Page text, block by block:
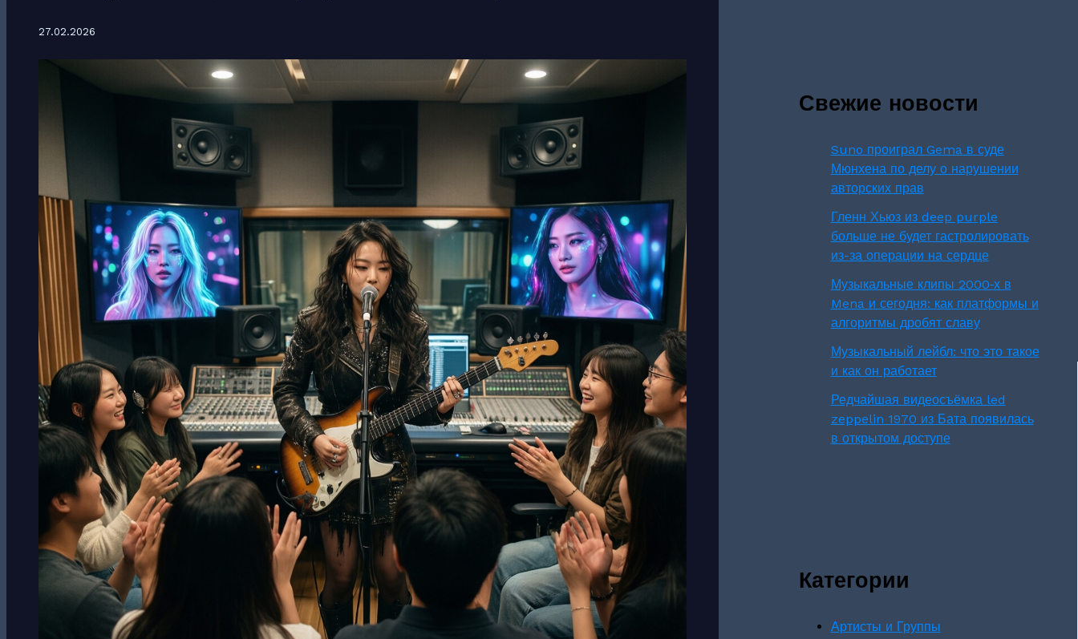
27.02.2026
Свежие новости
Suno проиграл Gema в суде
Мюнхена по делу о нарушении
авторских прав
Гленн Хьюз из deep purple
больше не будет гастролировать
из-за операции на сердце
Музыкальные клипы 2000‑х в
Mena и сегодня: как платформы и
алгоритмы дробят славу
Музыкальный лейбл: что это такое
и как он работает
Редчайшая видеосъёмка led
zeppelin 1970 из Бата появилась
в открытом доступе
Категории
Артисты и Группы